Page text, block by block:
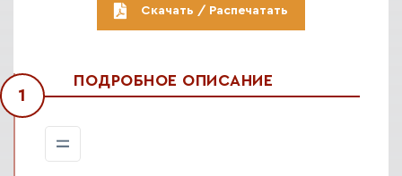
Скачать / Распечатать
1
ПОДРОБНОЕ ОПИСАНИЕ